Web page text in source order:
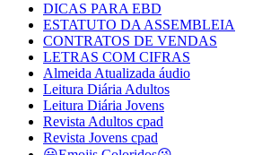
DICAS PARA EBD
ESTATUTO DA ASSEMBLEIA
CONTRATOS DE VENDAS
LETRAS COM CIFRAS
Almeida Atualizada áudio
Leitura Diária Adultos
Leitura Diária Jovens
Revista Adultos cpad
Revista Jovens cpad